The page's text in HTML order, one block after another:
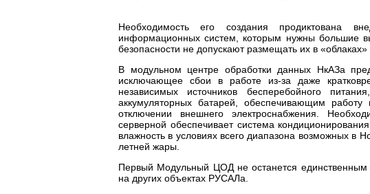
Необходимость его создания продиктована
информационных систем, которым нужны большие
безопасности не допускают размещать их в «облаках»
В модульном центре обработки данных НкАЗа
исключающее сбои в работе из-за даже
независимых источников бесперебойного
аккумуляторных батарей, обеспечивающим
отключении внешнего электроснабжения.
серверной обеспечивает система
влажность в условиях всего диапазона возможных в
летней жары.
Первый Модульный ЦОД не останется
на других объектах РУСАЛа.